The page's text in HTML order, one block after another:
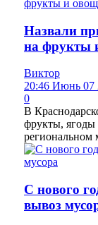
Назвали
на фрукты
Виктор
20:46 Июнь 07
0
В
фрукты,
региональном
С нового
вывоз